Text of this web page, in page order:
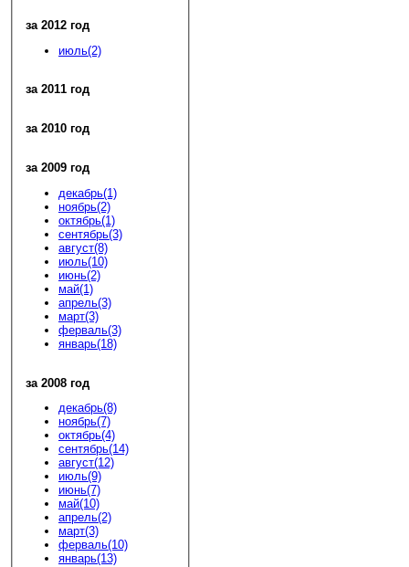
за 2012 год
июль(2)
за 2011 год
за 2010 год
за 2009 год
декабрь(1)
ноябрь(2)
октябрь(1)
сентябрь(3)
август(8)
июль(10)
июнь(2)
май(1)
апрель(3)
март(3)
ферваль(3)
январь(18)
за 2008 год
декабрь(8)
ноябрь(7)
октябрь(4)
сентябрь(14)
август(12)
июль(9)
июнь(7)
май(10)
апрель(2)
март(3)
ферваль(10)
январь(13)